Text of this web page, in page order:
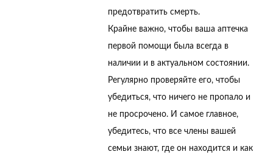
предотвратить смерть.
Крайне важно, чтобы ваша аптечка
первой помощи была всегда в
наличии и в актуальном состоянии.
Регулярно проверяйте его, чтобы
убедиться, что ничего не пропало и
не просрочено. И самое главное,
убедитесь, что все члены вашей
семьи знают, где он находится и как